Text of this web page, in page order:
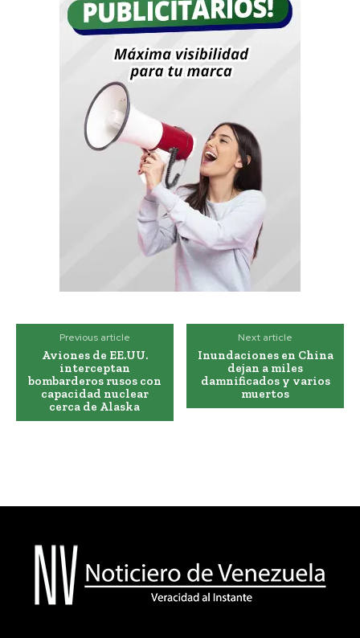
Previous article
Aviones de EE.UU.
interceptan
bombarderos rusos con
capacidad nuclear
cerca de Alaska
Next article
Inundaciones en China
dejan a miles
damnificados y varios
muertos